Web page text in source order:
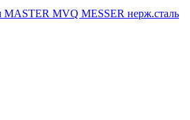
MASTER MVQ MESSER нерж.сталь